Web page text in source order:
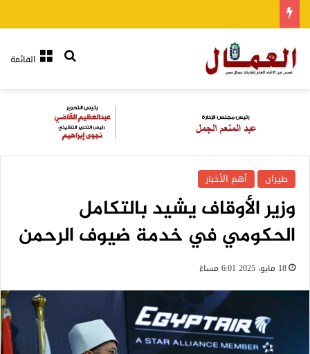
القائمةبحث عن
طيران أهم الأخبار
وزير الأوقاف يشيد بالتكامل
الحكومي في خدمة ضيوف الرحمن
18 مايو، 2025 6:01 مساءً